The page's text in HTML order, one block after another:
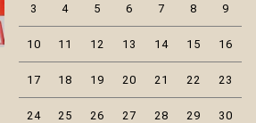
3 4 5 6 7 8 9
10 11 12 13 14 15 16
17 18 19 20 21 22 23
24 25 26 27 28 29 30